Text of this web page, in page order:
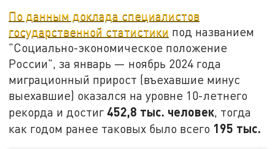
По данным доклада специалистов
государственной статистики под названием
"Социально-экономическое положение
России", за январь — ноябрь 2024 года
миграционный прирост (въехавшие минус
выехавшие) оказался на уровне 10-летнего
рекорда и достиг 452,8 тыс. человек, тогда
как годом ранее таковых было всего 195 тыс.